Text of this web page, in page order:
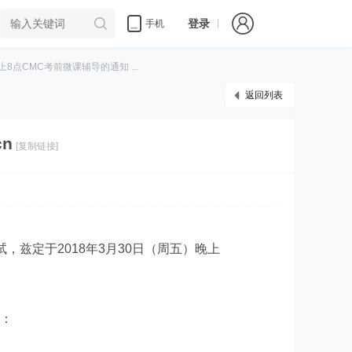
手机 登录
8点CMC考前微课辅导的通知 ...
返回列表
[复制链接]
，兹定于2018年3月30日（周五）晚上